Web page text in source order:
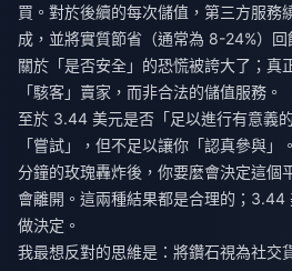
買。對於後續的每次儲值，第三方服務
成，並將實質節省（通常為 8-24%）回
關於「是否安全」的恐慌被誇大了；真
「駭客」賣家，而非合法的儲值服務。
至於 3.44 美元是否「足以進行有意
「嘗試」，但不足以讓你「認真參與」
分鐘的玫瑰轟炸後，你要麼會決定這個
會離開。這兩種結果都是合理的；3.44
做決定。
我最想反對的思維是：將鑽石視為社交